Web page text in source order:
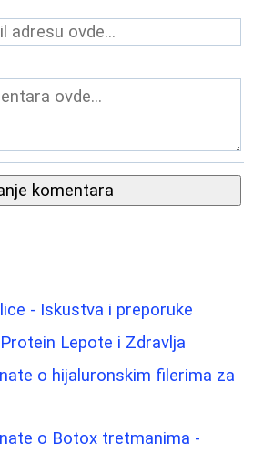
komentara
- Iskustva i preporuke
Lepote i Zdravlja
o hijaluronskim filerima za
o Botox tretmanima -